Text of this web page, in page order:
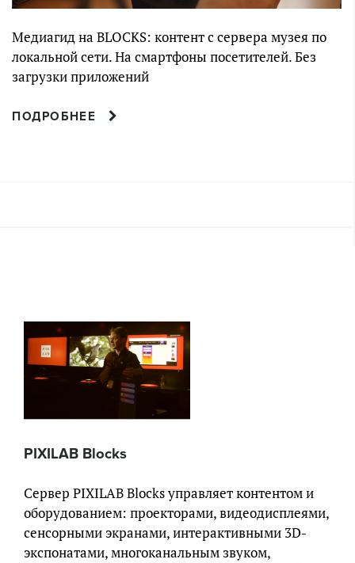
Медиагид на BLOCKS: контент с сервера музея по
локальной сети. На смартфоны посетителей. Без
загрузки приложений
ПОДРОБНЕЕ
PIXILAB Blocks
Сервер PIXILAB Blocks управляет контентом и
оборудованием: проекторами, видеодисплеями,
сенсорными экранами, интерактивными 3D-
экспонатами, многоканальным звуком,